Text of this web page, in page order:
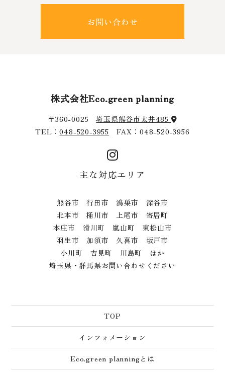
お問い合わせ
株式会社Eco.green planning
〒360-0025埼玉県熊谷市太井485
TEL：048-520-3955 FAX：048-520-3956
主な対応エリア
熊谷市 行田市 鴻巣市 深谷市
北本市 桶川市 上尾市 寄居町
本庄市 滑川町 嵐山町 東松山市
羽生市 加須市 久喜市 坂戸市
小川町 吉見町 川島町 ほか
埼玉県・群馬県お問い合わせください
TOP
インフォメーション
Eco.green planningとは